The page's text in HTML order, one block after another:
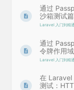
通过
沙箱测试
Laravel 入门到精
通过
令牌作用
Laravel 入门到精
在 Laravel
测试：